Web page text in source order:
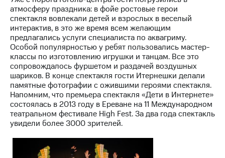
Достижения
Интервью
Финансовая
отчетность
Контакты
Пригласить
спикера
и акционерам
Корпоративное
управление
атмосферу праздника: в фойе ростовые герои
спектакля вовлекали детей и взрослых в веселый
интерактив, в это же время всем желающим
предлагались услуги специалиста по аквагриму.
Особой популярностью у ребят пользовались мастер-
классы по изготовлению игрушки и танцам. Все это
сопровождалось фуршетом и раздачей воздушных
шариков. В конце спектакля гости Итернешки делали
памятные фотографии с ожившими героями спектакля.
Напомним, что премьера спектакля «Дети в Интернете»
состоялась в 2013 году в Ереване на 11 Международном
театральном фестивале High Fest. За два года спектакль
увидели более 3000 зрителей.